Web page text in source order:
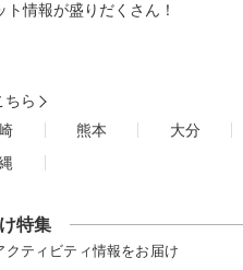
ト情報が盛りだくさん！
ちら
熊本
大分
特集
ティビティ情報をお届け